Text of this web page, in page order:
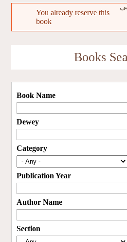
Skip to main content
Error message
You already reserve this
book
Books
Book Name
Dewey
Category
Publication Year
Author Name
Section